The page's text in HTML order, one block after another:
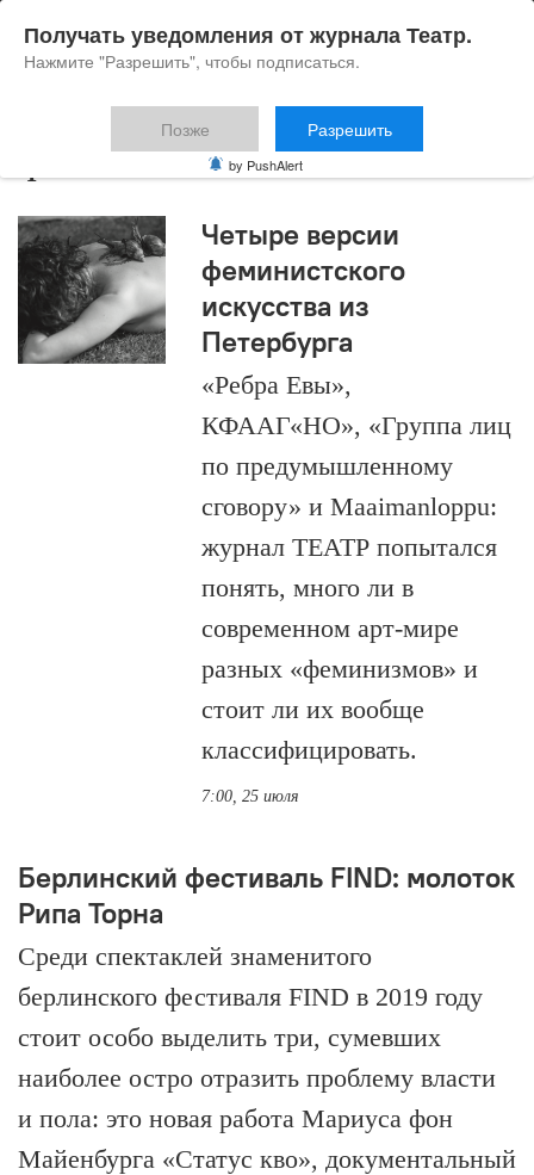
феминизм
Четыре версии
феминистского
искусства из
Петербурга
«Ребра Евы»,
КФААГ«НО», «Группа лиц
по предумышленному
сговору» и Maaimanloppu:
журнал ТЕАТР попытался
понять, много ли в
современном арт-мире
разных «феминизмов» и
стоит ли их вообще
классифицировать.
7:00, 25 июля
Берлинский фестиваль FIND: молоток
Рипа Торна
Среди спектаклей знаменитого
берлинского фестиваля FIND в 2019 году
стоит особо выделить три, сумевших
наиболее остро отразить проблему власти
и пола: это новая работа Мариуса фон
Майенбурга «Статус кво», документальный
Получать уведомления от журнала Театр.
Нажмите "Разрешить", чтобы подписаться.
Позже Разрешить
by PushAlert